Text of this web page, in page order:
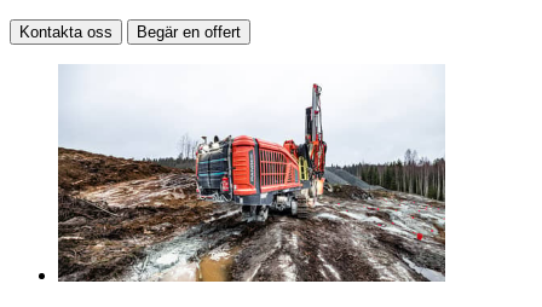
Kontakta oss Begär en offert